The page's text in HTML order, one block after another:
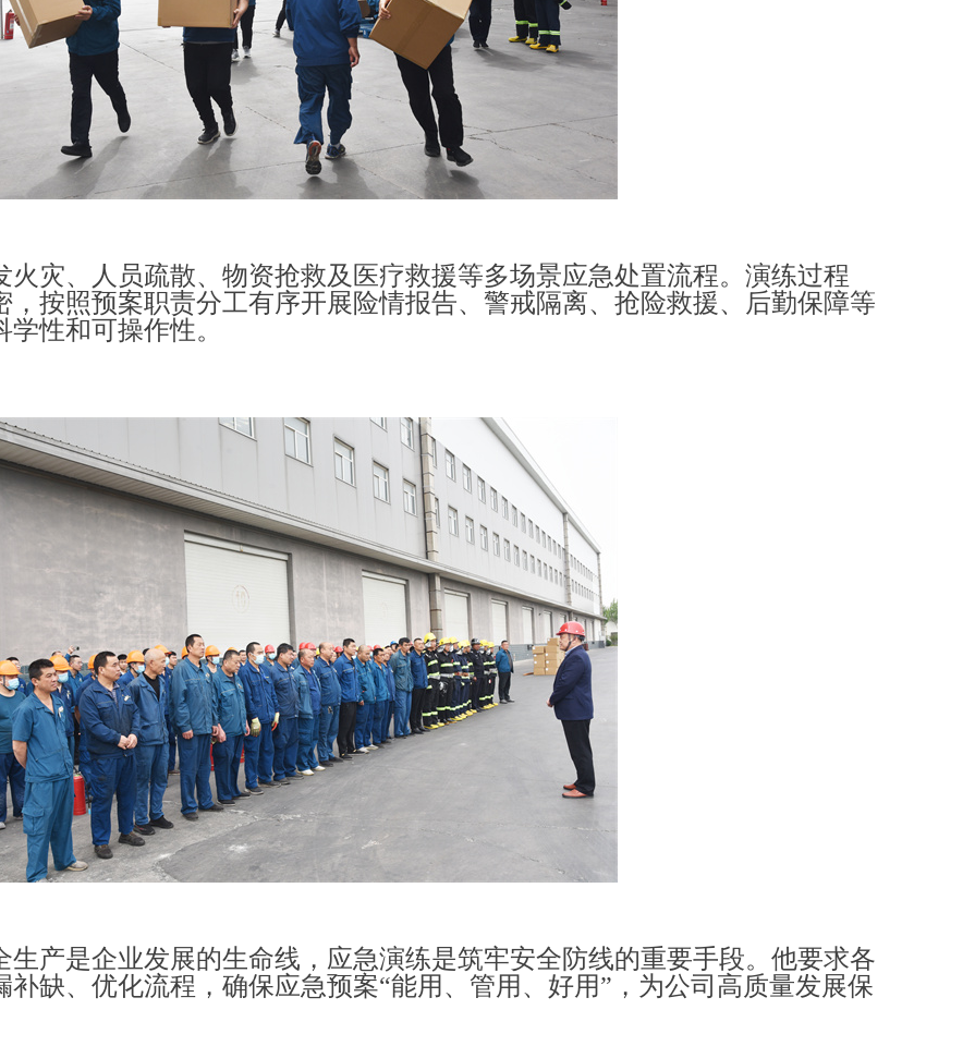
灾、人员疏散、 物资抢救及医疗救援等多场景应急处置流程。演练过程
按照预案职责分工有序开展险情报告、警戒隔离、抢险救援、后勤保障等
性和可操作性。
产是企业发展的生命线，应急演练是筑牢安全防线的重要手段。他要求各
缺、优化流程，确保应急预案“能用、管用、好用” ， 为公司高质量发展保